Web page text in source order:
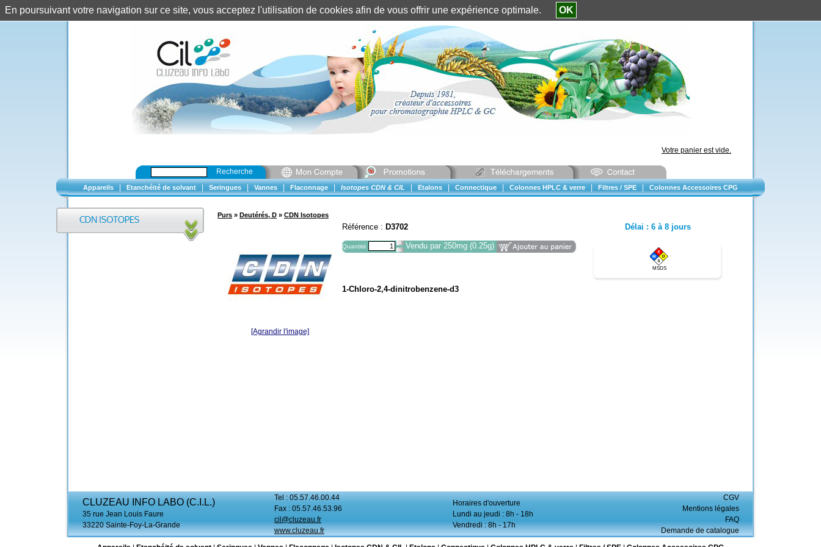
Identification client ||Mon compte
Votre panier est vide.
Recherche
Appareils Etanchéité de solvant Seringues Vannes Flaconnage Isotopes CDN & CIL Etalons Connectique Colonnes HPLC & verre Filtres / SPE Colonnes Accessoires CPG
Purs » Deutérés, D » CDN Isotopes
[Agrandir l'image]
Référence : D3702
Quantité Vendu par 250mg (0.25g)
Délai : 6 à 8 jours
MSDS
1-Chloro-2,4-dinitrobenzene-d3
CLUZEAU INFO LABO (C.I.L.)
35 rue Jean Louis Faure
33220 Sainte-Foy-La-Grande
Tel : 05.57.46.00.44
Fax : 05.57.46.53.96
cil@cluzeau.fr
www.cluzeau.fr
Horaires d'ouverture
Lundi au jeudi : 8h - 18h
Vendredi : 8h - 17h
CGV
Mentions légales
FAQ
Demande de catalogue
En poursuivant votre navigation sur ce site, vous acceptez l'utilisation de cookies afin de vous offrir une expérience optimale. OK